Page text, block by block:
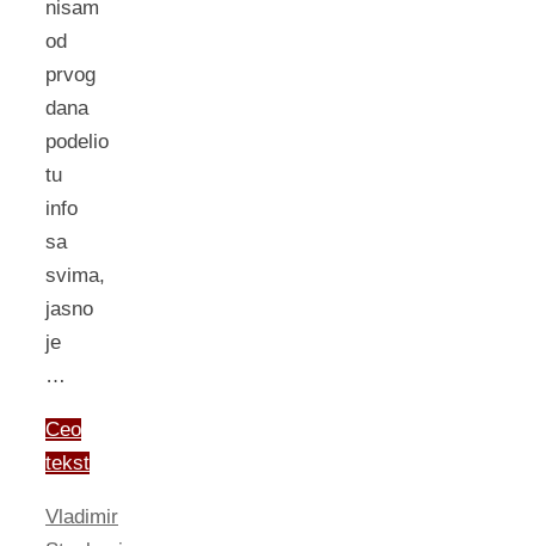
nisam
od
prvog
dana
podelio
tu
info
sa
svima,
jasno
je
…
Ceo
tekst
Vladimir